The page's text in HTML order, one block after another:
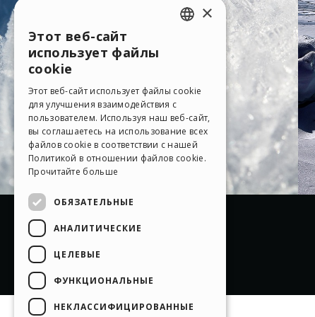
GERMAN
SPANISH
PORTUGUESE
POLISH
×
Этот веб-сайт
использует файлы
cookie
Этот веб-сайт использует файлы cookie
для улучшения взаимодействия с
пользователем. Используя наш веб-сайт,
вы соглашаетесь на использование всех
файлов cookie в соответствии с нашей
Политикой в ​​отношении файлов cookie.
Прочитайте больше
ОБЯЗАТЕЛЬНЫЕ
АНАЛИТИЧЕСКИЕ
ЦЕЛЕВЫЕ
ФУНКЦИОНАЛЬНЫЕ
НЕКЛАССИФИЦИРОВАННЫЕ